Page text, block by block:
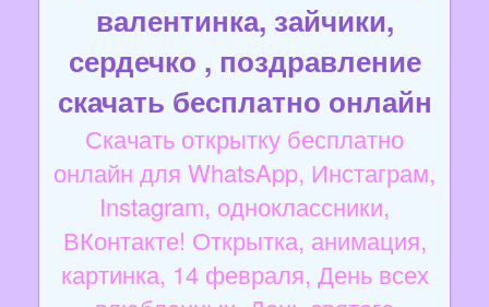
валентинка, зайчики,
сердечко , поздравление
скачать бесплатно онлайн
Скачать открытку бесплатно
онлайн для WhatsApp, Инстаграм,
Instagram, одноклассники,
ВКонтакте! Открытка, анимация,
картинка, 14 февраля, День всех